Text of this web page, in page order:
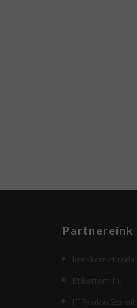
Partnereink
Etikettem.hu
IT Pavilon